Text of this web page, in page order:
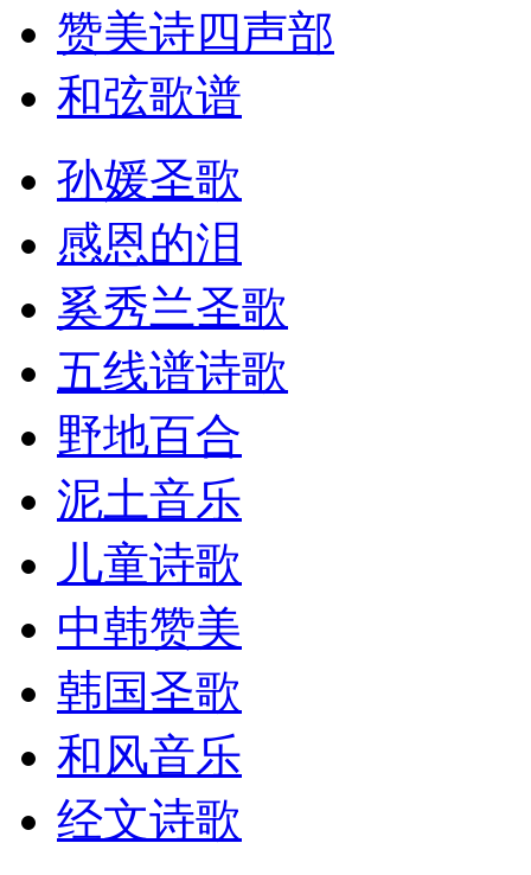
赞美诗四声部
和弦歌谱
孙媛圣歌
感恩的泪
奚秀兰圣歌
五线谱诗歌
野地百合
泥土音乐
儿童诗歌
中韩赞美
韩国圣歌
和风音乐
经文诗歌